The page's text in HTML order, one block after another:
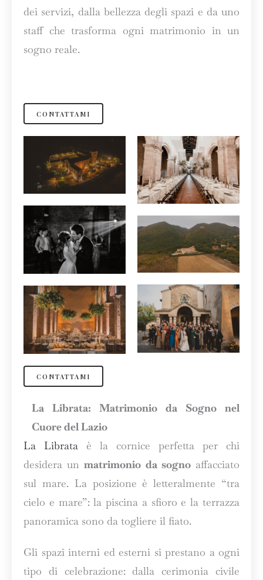
dei servizi, dalla bellezza degli spazi e da uno
staff che trasforma ogni matrimonio in un
sogno reale.
CONTATTAMI
CONTATTAMI
La Librata: Matrimonio da Sogno nel
Cuore del Lazio
La Librata è la cornice perfetta per chi
desidera unmatrimonio da sognoaffacciato
sul mare. La posizione è letteralmente “tra
cielo e mare”: la piscina a sfioro e la terrazza
panoramica sono da togliere il fiato.
Gli spazi interni ed esterni si prestano a ogni
tipo di celebrazione: dalla cerimonia civile